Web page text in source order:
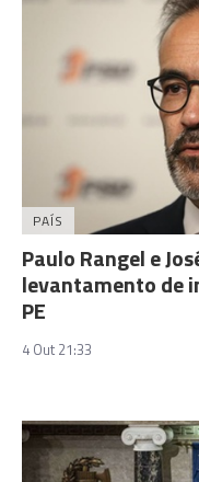
PAÍS
Paulo Rangel e
levantamento de
PE
4 Out 21:33